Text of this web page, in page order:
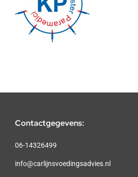
Contactgegevens:
06-14326499
info@carlijnsvoedingsadvies.nl